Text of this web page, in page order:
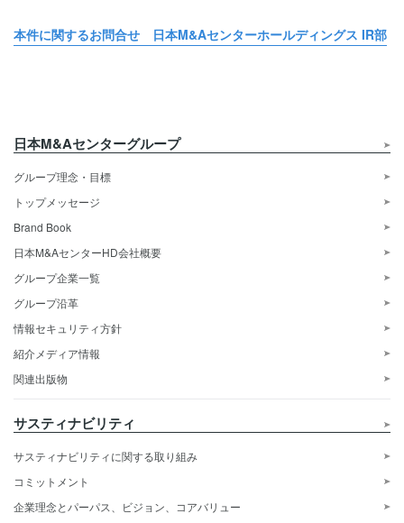
本件に関するお問合せ 日本M&Aセンターホールディングス IR部
日本M&Aセンターグループ
グループ理念・目標
トップメッセージ
Brand Book
日本M&AセンターHD会社概要
グループ企業一覧
グループ沿革
情報セキュリティ方針
紹介メディア情報
関連出版物
サスティナビリティ
サスティナビリティに関する取り組み
コミットメント
企業理念とパーパス、ビジョン、コアバリュー